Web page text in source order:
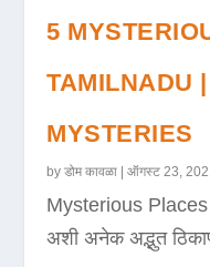
5
TAMILNADU
MYSTERIES
byडोम कावळा |ऑगस्ट 23,
Mysterious Places
अशी अनेक अद्भुत